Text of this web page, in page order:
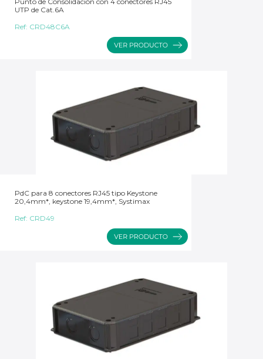
UTP de Cat.6A
Ref: CRD48C6A
PdC para 8 conectores RJ45 tipo Keystone
20,4mm*, keystone 19,4mm*, Systimax
Ref: CRD49